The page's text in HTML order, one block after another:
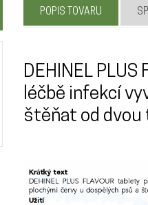
POPIS TOVARU
DEHINEL
léčbě infekcí
štěňat od